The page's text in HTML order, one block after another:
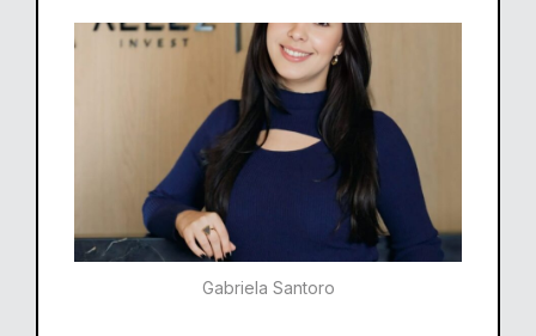
Gabriela Santoro​